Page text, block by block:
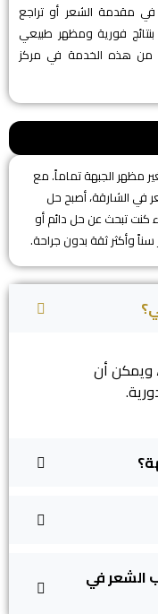
مقدمة الشعر أو تراجع
فورية ومظهر طبيعي
من هذه الخدمة في مركز
مظهر الجبهة تماماً. مع
في الشارقة، أصبح حل
كنت تبحث عن حل دائم أو
وأكثر ثقة بدون جراحة.
ويمكن أن
الشعر في